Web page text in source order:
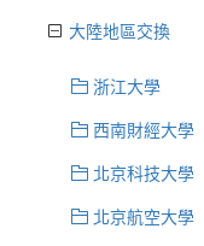
大陸地區交換
浙江大學
西南財經大學
北京科技大學
北京航空大學